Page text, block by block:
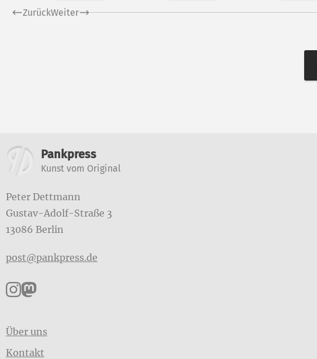
ZurückWeiter
Weitere Informationen
Pankpress
Kunst vom Original
Peter Dettmann
Gustav-Adolf-Straße 3
13086 Berlin
post@pankpress.de
Pankpress auf Instagram
Pankpress auf Mastodon
Über uns
Kontakt